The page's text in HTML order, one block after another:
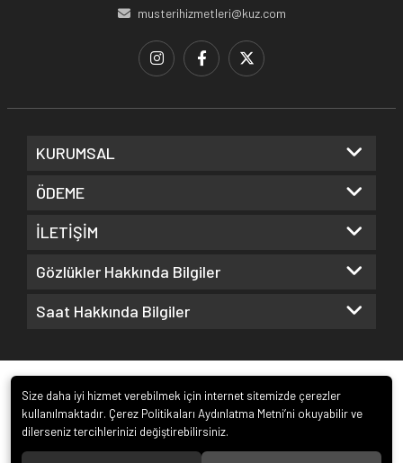
musterihizmetleri@kuz.com
KURUMSAL
ÖDEME
İLETİŞİM
Gözlükler Hakkında Bilgiler
Saat Hakkında Bilgiler
Size daha iyi hizmet verebilmek için internet sitemizde çerezler
kullanılmaktadır. Çerez Politikaları Aydınlatma Metni’ni okuyabilir ve
dilerseniz tercihlerinizi değiştirebilirsiniz.